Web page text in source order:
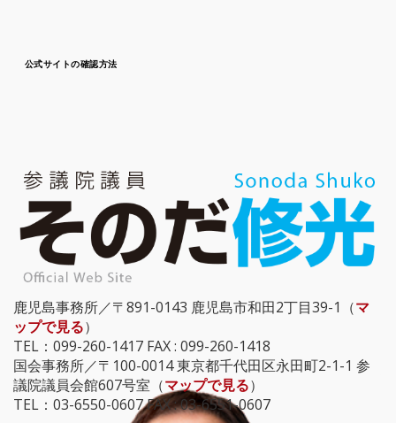
公式サイトの確認方法
鹿児島事務所／〒891-0143 鹿児島市和田2丁目39-1（マ
ップで見る）
TEL：099-260-1417 FAX : 099-260-1418
国会事務所／〒100-0014 東京都千代田区永田町2-1-1 参
議院議員会館607号室（マップで見る）
TEL：03-6550-0607 FAX : 03-6551-0607